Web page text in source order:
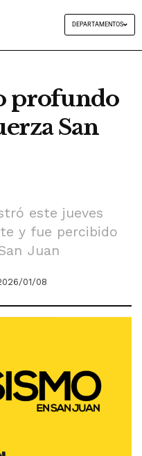
DEPARTAMENTOS
profundo
San
este jueves
y fue percibido
Juan
01/08